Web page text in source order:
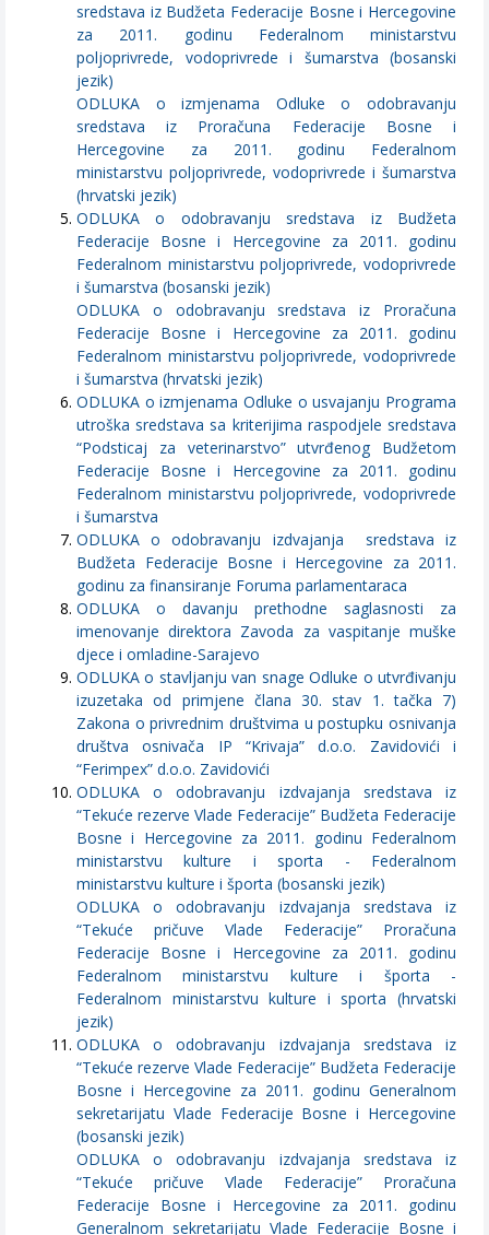
sredstava iz Budžeta Federacije Bosne i Hercegovine
za 2011. godinu Federalnom ministarstvu
poljoprivrede, vodoprivrede i šumarstva (bosanski
jezik)
ODLUKA o izmjenama Odluke o odobravanju
sredstava iz Proračuna Federacije Bosne i
Hercegovine za 2011. godinu Federalnom
ministarstvu poljoprivrede, vodoprivrede i šumarstva
(hrvatski jezik)
ODLUKA o odobravanju sredstava iz Budžeta
Federacije Bosne i Hercegovine za 2011. godinu
Federalnom ministarstvu poljoprivrede, vodoprivrede
i šumarstva (bosanski jezik)
ODLUKA o odobravanju sredstava iz Proračuna
Federacije Bosne i Hercegovine za 2011. godinu
Federalnom ministarstvu poljoprivrede, vodoprivrede
i šumarstva (hrvatski jezik)
ODLUKA o izmjenama Odluke o usvajanju Programa
utroška sredstava sa kriterijima raspodjele sredstava
“Podsticaj za veterinarstvo” utvrđenog Budžetom
Federacije Bosne i Hercegovine za 2011. godinu
Federalnom ministarstvu poljoprivrede, vodoprivrede
i šumarstva
ODLUKA o odobravanju izdvajanja sredstava iz
Budžeta Federacije Bosne i Hercegovine za 2011.
godinu za finansiranje Foruma parlamentaraca
ODLUKA o davanju prethodne saglasnosti za
imenovanje direktora Zavoda za vaspitanje muške
djece i omladine-Sarajevo
ODLUKA o stavljanju van snage Odluke o utvrđivanju
izuzetaka od primjene člana 30. stav 1. tačka 7)
Zakona o privrednim društvima u postupku osnivanja
društva osnivača IP “Krivaja” d.o.o. Zavidovići i
“Ferimpex” d.o.o. Zavidovići
ODLUKA o odobravanju izdvajanja sredstava iz
“Tekuće rezerve Vlade Federacije” Budžeta Federacije
Bosne i Hercegovine za 2011. godinu Federalnom
ministarstvu kulture i sporta - Federalnom
ministarstvu kulture i športa (bosanski jezik)
ODLUKA o odobravanju izdvajanja sredstava iz
“Tekuće pričuve Vlade Federacije” Proračuna
Federacije Bosne i Hercegovine za 2011. godinu
Federalnom ministarstvu kulture i športa -
Federalnom ministarstvu kulture i sporta (hrvatski
jezik)
ODLUKA o odobravanju izdvajanja sredstava iz
“Tekuće rezerve Vlade Federacije” Budžeta Federacije
Bosne i Hercegovine za 2011. godinu Generalnom
sekretarijatu Vlade Federacije Bosne i Hercegovine
(bosanski jezik)
ODLUKA o odobravanju izdvajanja sredstava iz
“Tekuće pričuve Vlade Federacije” Proračuna
Federacije Bosne i Hercegovine za 2011. godinu
Generalnom sekretarijatu Vlade Federacije Bosne i